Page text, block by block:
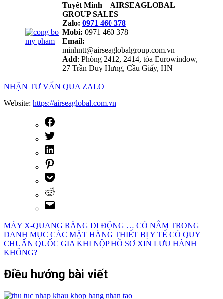
Tuyết Minh – AIRSEAGLOBAL
GROUP SALES
Zalo: 0971 460 378
Mobi: 0971 460 378
Email:
minhntt@airseaglobalgroup.com.vn
Add: Phòng 2412, 2414, tòa Eurowindow,
27 Trần Duy Hưng, Cầu Giấy, HN
NHẬN TƯ VẤN QUA ZALO
Website: https://airseaglobal.com.vn
MÁY X-QUANG RĂNG DI ĐỘNG … CÓ NẰM TRONG
DANH MỤC CÁC MẶT HÀNG THIẾT BỊ Y TẾ CÓ QUY
CHUẨN QUỐC GIA KHI NỘP HỒ SƠ XIN LƯU HÀNH
KHÔNG?
Điều hướng bài viết